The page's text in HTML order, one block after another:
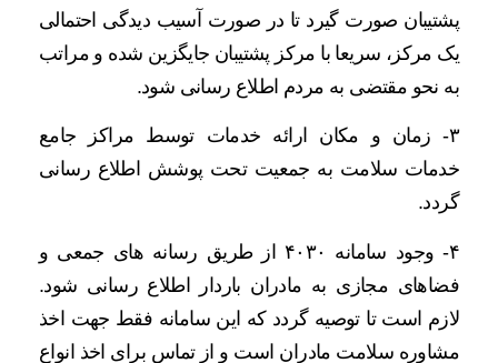
پشتیبان صورت گیرد تا در صورت آسیب دیدگی احتمالی
یک مرکز، سریعا با مرکز پشتیبان جایگزین شده و مراتب
به نحو مقتضی به مردم اطلاع رسانی شود.
۳- زمان و مکان ارائه خدمات توسط مراکز جامع
خدمات سلامت به جمعیت تحت پوشش اطلاع رسانی
گردد.
۴- وجود سامانه ۴۰۳۰ از طریق رسانه های جمعی و
فضاهای مجازی به مادران باردار اطلاع رسانی شود.
لازم است تا توصیه گردد که این سامانه فقط جهت اخذ
مشاوره سلامت مادران است و از تماس برای اخذ انواع